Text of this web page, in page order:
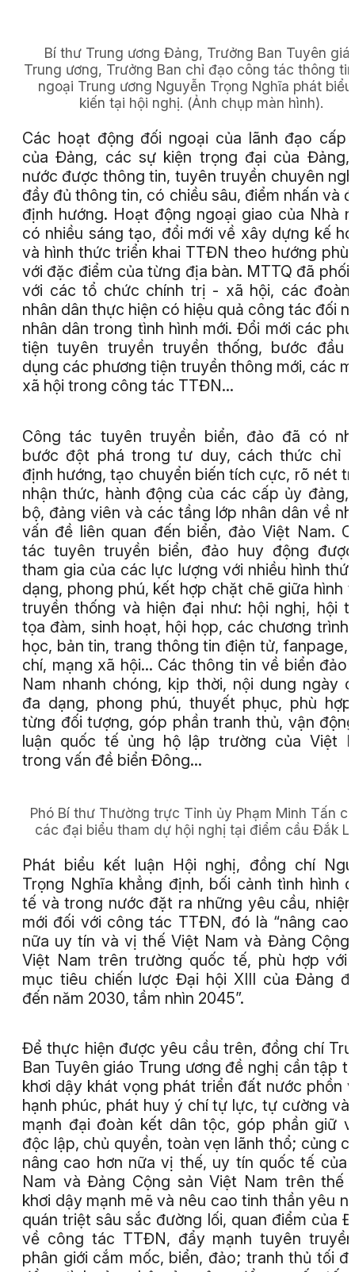
Bí thư Trung ương Đảng, Trưởng Ban Tuyên
Trung ương, Trưởng Ban chỉ đạo công tác thông
ngoại Trung ương Nguyễn Trọng Nghĩa phát
kiến tại hội nghị. (Ảnh chụp màn hình).
Các hoạt động đối ngoại của lãnh đạo cấp
của Đảng, các sự kiện trọng đại của Đảng,
nước được thông tin, tuyên truyền chuyên
đầy đủ thông tin, có chiều sâu, điểm nhấn và
định hướng. Hoạt động ngoại giao của Nhà
có nhiều sáng tạo, đổi mới về xây dựng kế
và hình thức triển khai TTĐN theo hướng phù
với đặc điểm của từng địa bàn. MTTQ đã phối
với các tổ chức chính trị - xã hội, các đoàn
nhân dân thực hiện có hiệu quả công tác đối
nhân dân trong tình hình mới. Đổi mới các
tiện tuyên truyền truyền thống, bước đầu
dụng các phương tiện truyền thông mới, các
xã hội trong công tác TTĐN…
Công tác tuyên truyền biển, đảo đã có
bước đột phá trong tư duy, cách thức chỉ
định hướng, tạo chuyển biến tích cực, rõ nét
nhận thức, hành động của các cấp ủy đảng,
bộ, đảng viên và các tầng lớp nhân dân về
vấn đề liên quan đến biển, đảo Việt Nam.
tác tuyên truyền biển, đảo huy động
tham gia của các lực lượng với nhiều hình
dạng, phong phú, kết hợp chặt chẽ giữa hình
truyền thống và hiện đại như: hội nghị, hội
tọa đàm, sinh hoạt, hội họp, các chương trình
học, bản tin, trang thông tin điện tử, fanpage,
chí, mạng xã hội… Các thông tin về biển đảo
Nam nhanh chóng, kịp thời, nội dung ngày
đa dạng, phong phú, thuyết phục, phù
từng đối tượng, góp phần tranh thủ, vận
luận quốc tế ủng hộ lập trường của Việt
trong vấn đề biển Đông…
Phó Bí thư Thường trực Tỉnh ủy Phạm Minh Tấn
các đại biểu tham dự hội nghị tại điểm cầu Đắk
Phát biểu kết luận Hội nghị, đồng chí
Trọng Nghĩa khẳng định, bối cảnh tình hình
tế và trong nước đặt ra những yêu cầu,
mới đối với công tác TTĐN, đó là “nâng cao
nữa uy tín và vị thế Việt Nam và Đảng Cộng
Việt Nam trên trường quốc tế, phù hợp với
mục tiêu chiến lược Đại hội XIII của Đảng
đến năm 2030, tầm nhìn 2045”.
Để thực hiện được yêu cầu trên, đồng chí
Ban Tuyên giáo Trung ương đề nghị cần tập
khơi dậy khát vọng phát triển đất nước phồn
hạnh phúc, phát huy ý chí tự lực, tự cường và
mạnh đại đoàn kết dân tộc, góp phần giữ
độc lập, chủ quyền, toàn vẹn lãnh thổ; củng
nâng cao hơn nữa vị thế, uy tín quốc tế của
Nam và Đảng Cộng sản Việt Nam trên thế
khơi dậy mạnh mẽ và nêu cao tinh thần yêu
quán triệt sâu sắc đường lối, quan điểm của
về công tác TTĐN, đẩy mạnh tuyên
phân giới cắm mốc, biển, đảo; tranh thủ tối